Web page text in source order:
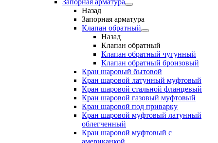
Запорная арматура
Назад
Запорная арматура
Клапан обратный
Назад
Клапан обратный
Клапан обратный чугунный
Клапан обратный бронзовый
Кран шаровый бытовой
Кран шаровой латунный муфтовый
Кран шаровой стальной фланцевый
Кран шаровой газовый муфтовый
Кран шаровой под приварку
Кран шаровой муфтовый латунный
облегченный
Кран шаровой муфтовый с
американкой